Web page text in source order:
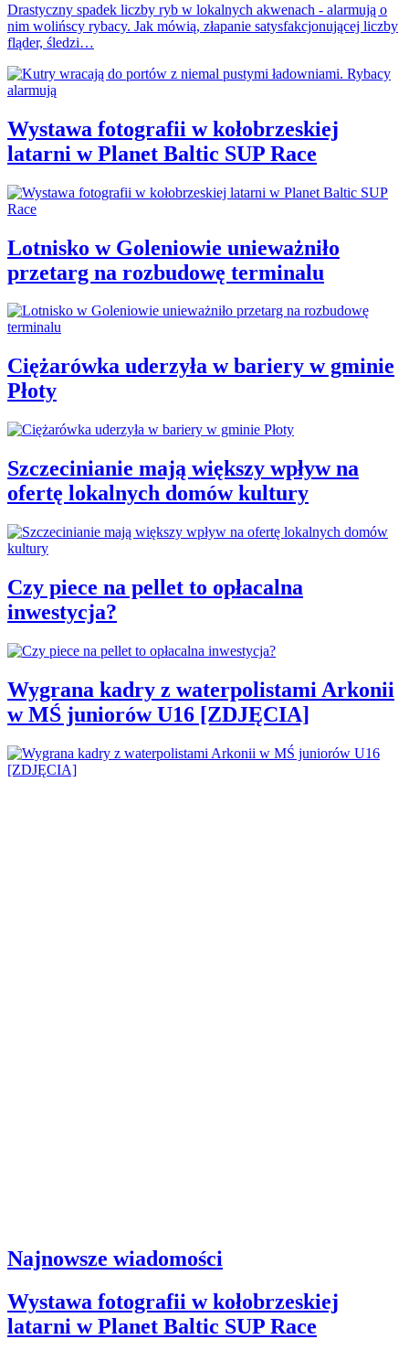
Drastyczny spadek liczby ryb w lokalnych akwenach - alarmują o
nim wolińscy rybacy. Jak mówią, złapanie satysfakcjonującej liczby
fląder, śledzi…
Wystawa fotografii w kołobrzeskiej
latarni w Planet Baltic SUP Race
Lotnisko w Goleniowie unieważniło
przetarg na rozbudowę terminalu
Ciężarówka uderzyła w bariery w gminie
Płoty
Szczecinianie mają większy wpływ na
ofertę lokalnych domów kultury
Czy piece na pellet to opłacalna
inwestycja?
Wygrana kadry z waterpolistami Arkonii
w MŚ juniorów U16 [ZDJĘCIA]
Najnowsze wiadomości
Wystawa fotografii w kołobrzeskiej
latarni w Planet Baltic SUP Race